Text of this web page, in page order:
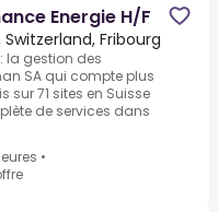
Energie H/F
Fribourg
la gestion des
SA qui compte plus
sur 71 sites en Suisse
de services dans
•